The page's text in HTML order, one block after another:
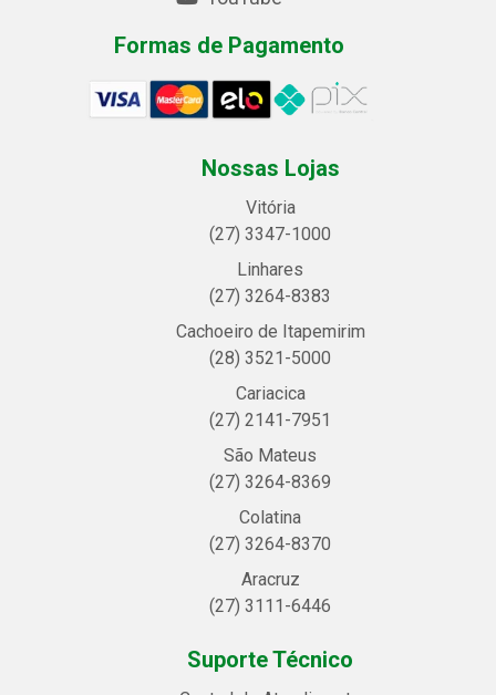
Formas de Pagamento
Nossas Lojas
Vitória
(27) 3347-1000
Linhares
(27) 3264-8383
Cachoeiro de Itapemirim
(28) 3521-5000
Cariacica
(27) 2141-7951
São Mateus
(27) 3264-8369
Colatina
(27) 3264-8370
Aracruz
(27) 3111-6446
Suporte Técnico